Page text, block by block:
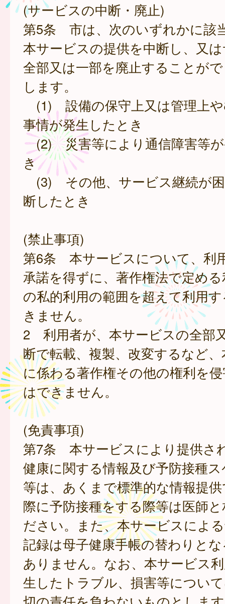
(サービスの中断・廃止)
第5条 市は、次のいずれかに該
本サービスの提供を中断し、又
全部又は一部を廃止することが
します。
(1) 設備の保守上又は管理上
事情が発生したとき
(2) 災害等により通信障害等が
き
(3) その他、サービス継続が
断したとき
(禁止事項)
第6条 本サービスについて、利
承諾を得ずに、著作権法で定め
の私的利用の範囲を超えて利用
きません。
2 利用者が、本サービスの全部
断で転載、複製、改変するなど
に係わる著作権その他の権利を
はできません。
(免責事項)
第7条 本サービスにより提供さ
健康に関する情報及び予防接種
等は、あくまで標準的な情報提
際に予防接種をする際等は医師
ださい。また、本サービスによ
記録は母子健康手帳の替わりと
ありません。なお、本サービス
生したトラブル、損害等につい